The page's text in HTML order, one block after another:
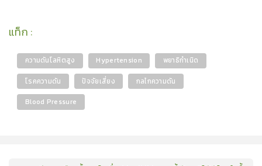
แท็ก :
ความดันโลหิตสูง Hypertension
พยาธิกำเนิด
โรคความดัน
ปัจจัยเสี่ยง
กลไกความดัน
Blood Pressure